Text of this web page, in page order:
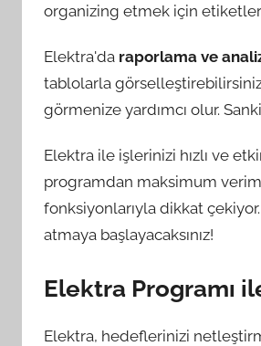
organizing etmek için
Elektra'da raporlama ve
tablolarla
görmenize yardımcı olur.
Elektra ile işlerinizi hızlı ve
programdan maksimum
fonksiyonlarıyla dikkat
atmaya başlayacaksınız!
Elektra Programı
Elektra, hedeflerinizi